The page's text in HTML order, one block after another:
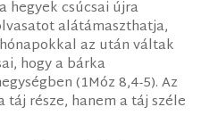
hegyek csúcsai újra
alátámaszthatja,
az után váltak
hogy a bárka
(1Móz 8,4-5). Az
táj része, hanem a táj széle